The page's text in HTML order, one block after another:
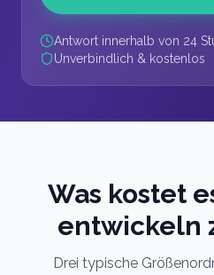
Antwort innerhalb von 24
Unverbindlich & kostenlos
Was kostet
entwickeln
Drei typische